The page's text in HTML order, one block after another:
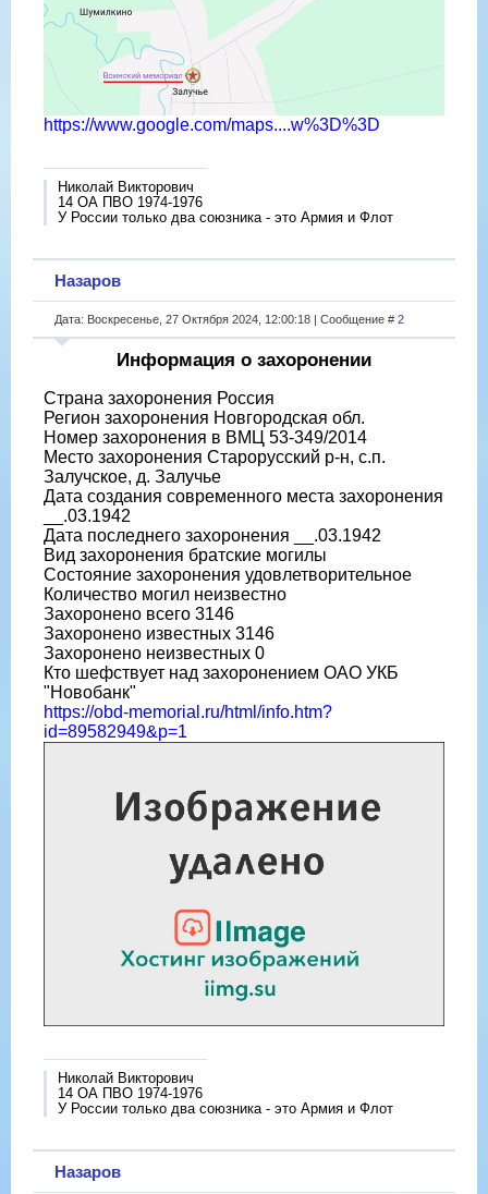
https://www.google.com/maps....w%3D%3D
Николай Викторович
14 ОА ПВО 1974-1976
У России только два союзника - это Армия и Флот
Назаров
Дата: Воскресенье, 27 Октября 2024, 12:00:18 | Сообщение # 2
Информация о захоронении
Страна захоронения Россия
Регион захоронения Новгородская обл.
Номер захоронения в ВМЦ 53-349/2014
Место захоронения Старорусский р-н, с.п.
Залучское, д. Залучье
Дата создания современного места захоронения
__.03.1942
Дата последнего захоронения __.03.1942
Вид захоронения братские могилы
Состояние захоронения удовлетворительное
Количество могил неизвестно
Захоронено всего 3146
Захоронено известных 3146
Захоронено неизвестных 0
Кто шефствует над захоронением ОАО УКБ
"Новобанк"
https://obd-memorial.ru/html/info.htm?
id=89582949&p=1
Николай Викторович
14 ОА ПВО 1974-1976
У России только два союзника - это Армия и Флот
Назаров